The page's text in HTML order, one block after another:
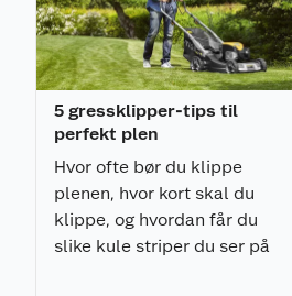
Gressklipperen kjøres
Rengjør etter bruk
Batterisystem/motor
En selvgående, lettstartet
høydeinnstilling av alle 4
Leveres med
60 l hybrid oppsamler
Bioklipp plugg.
5 gressklipper-tips til
perfekt plen
Hvor ofte bør du klippe
plenen, hvor kort skal du
klippe, og hvordan får du
slike kule striper du ser på